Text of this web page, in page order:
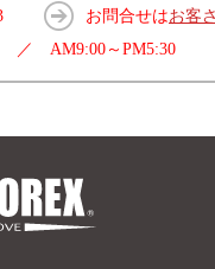
お問合せはお客
／ AM9:00～PM5:30